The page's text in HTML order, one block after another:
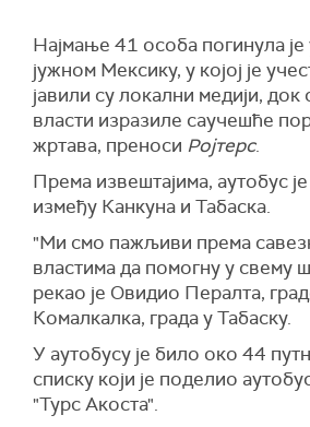
Најмање 41 особа погинула је
јужном Мексику, у којој је
јавили су локални медији, док
власти изразиле саучешће
жртава, преноси Ројтерс.
Према извештајима, аутобус
између Канкуна и Табаска.
"Ми смо пажљиви према
властима да помогну у свему
рекао је Овидио Пералта,
Комалкалка, града у Табаску.
У аутобусу је било око 44
списку који је поделио
"Турс Акоста".